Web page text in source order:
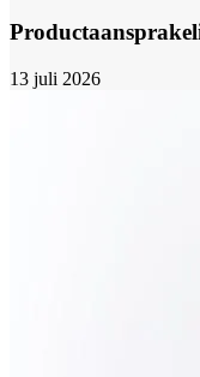
13 juli 2026